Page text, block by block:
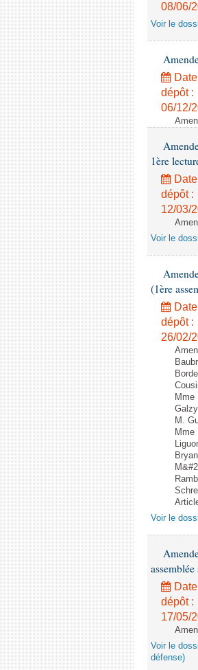
08/06/
Voir le
dépôt :
06/12/
1ère
dépôt :
12/03/
Voir le
(1ère
dépôt :
26/02/
Mme
M.
Mme
Voir le
dépôt :
17/05/
Voir le
défense)